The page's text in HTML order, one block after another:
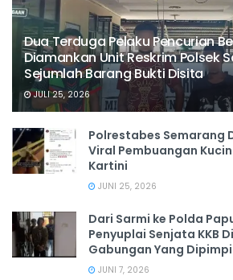
Dua Terduga Pelaku Pencurian
Diamankan Unit Reskrim Polsek
Sejumlah Barang Bukti Disita
JULI 25, 2026
Polrestabes Semarang
Viral Pembuangan
Kartini
JUNI 25, 2026
Dari Sarmi ke Polda
Penyuplai Senjata KKB
Gabungan Yang
JUNI 7, 2026